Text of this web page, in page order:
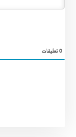
0تعليقات